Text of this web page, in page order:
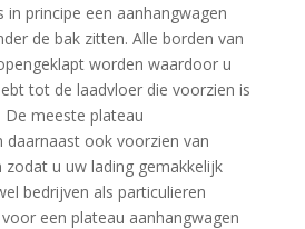
in principe een aanhangwagen
de bak zitten. Alle borden van
worden waardoor u
tot de laadvloer die voorzien is
De meeste plateau
daarnaast ook voorzien van
zodat u uw lading gemakkelijk
bedrijven als particulieren
een plateau aanhangwagen